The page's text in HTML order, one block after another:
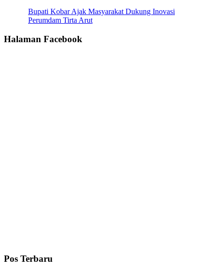
Bupati Kobar Ajak Masyarakat Dukung Inovasi
Perumdam Tirta Arut
Halaman Facebook
Pos Terbaru